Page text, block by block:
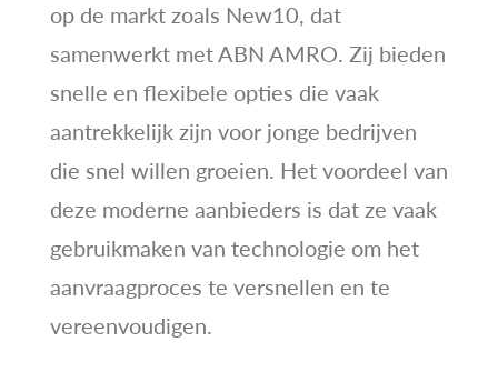
op de markt zoals New10, dat
samenwerkt met ABN AMRO. Zij bieden
snelle en flexibele opties die vaak
aantrekkelijk zijn voor jonge bedrijven
die snel willen groeien. Het voordeel van
deze moderne aanbieders is dat ze vaak
gebruikmaken van technologie om het
aanvraagproces te versnellen en te
vereenvoudigen.